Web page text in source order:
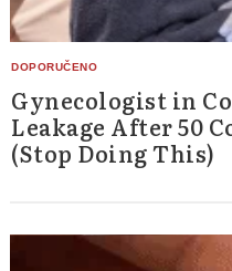
Gynecologist in
Leakage After 50
(Stop Doing This)